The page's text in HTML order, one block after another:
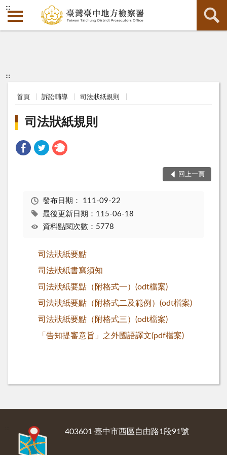
:::
:::
首頁 訴訟輔導 司法狀紙規則
司法狀紙規則
回上一頁
發布日期： 111-09-22
最後更新日期：115-06-18
資料點閱次數：5778
司法狀紙要點
司法狀紙書寫須知
司法狀紙要點（附格式一）(odt檔案)
司法狀紙要點（附格式二及範例）(odt檔案)
司法狀紙要點（附格式三）(odt檔案)
「告知提審意旨」之外國語譯文(pdf檔案)
403601 臺中市西區自由路1段91號